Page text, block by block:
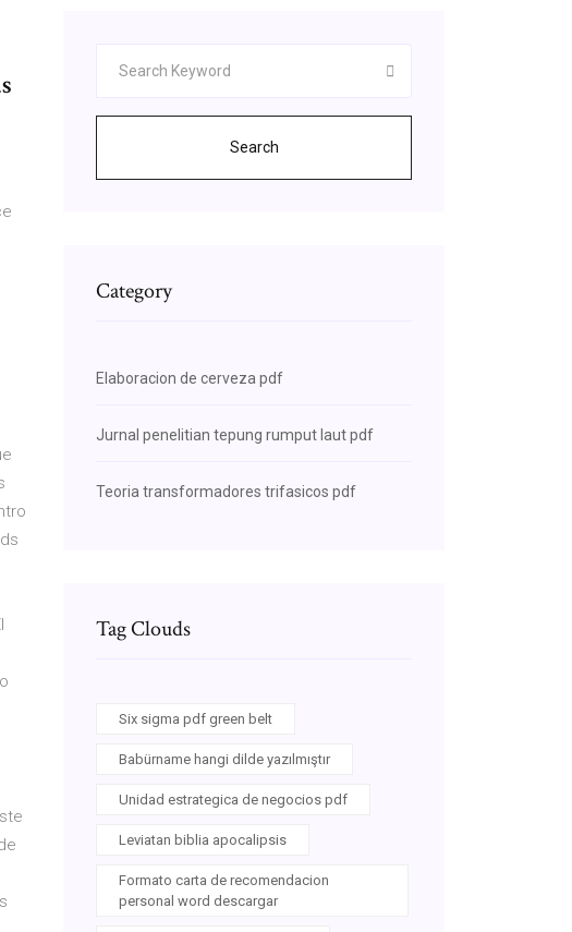
Search
Category
Elaboracion de cerveza pdf
Jurnal penelitian tepung rumput laut pdf
Teoria transformadores trifasicos pdf
Tag Clouds
Six sigma pdf green belt
Babürname hangi dilde yazılmıştır
Unidad estrategica de negocios pdf
Leviatan biblia apocalipsis
Formato carta de recomendacion
personal word descargar